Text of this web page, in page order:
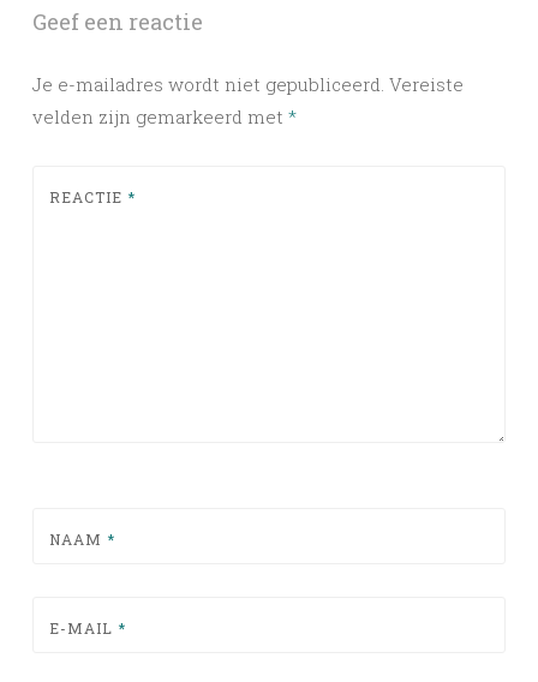
Geef een reactie
Je e-mailadres wordt niet gepubliceerd. Vereiste
velden zijn gemarkeerd met *
REACTIE *
NAAM *
E-MAIL *